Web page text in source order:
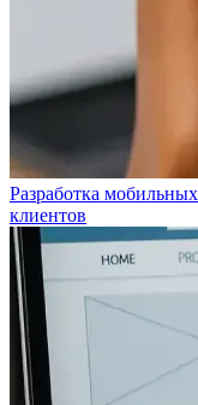
Разработка
клиентов